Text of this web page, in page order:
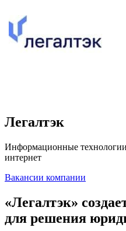
Легалтэк
Информационные
интернет
Вакансии компании
«Легалтэк»
для решения